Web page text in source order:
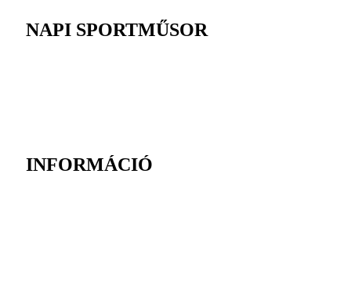
NAPI SPORTMŰSOR
INFORMÁCIÓ